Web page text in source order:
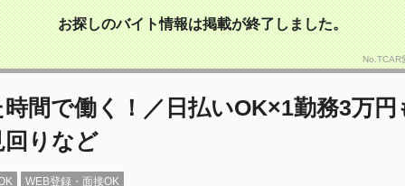
お探しのバイト情報は掲載が終了しました。
No.TCAR
間で働く！／日払いOK×1勤務3万円
りなど
WEB登録・面接OK